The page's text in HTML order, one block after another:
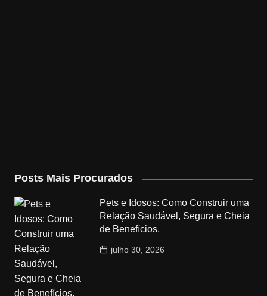
Posts Mais Procurados
Pets e Idosos: Como Construir uma
Relação Saudável, Segura e Cheia
de Benefícios.
julho 30, 2026